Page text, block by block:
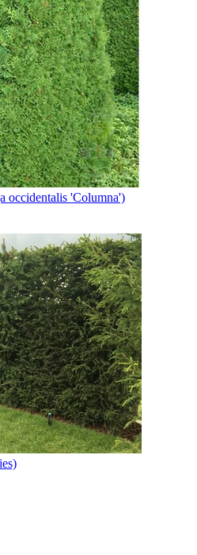
occidentalis 'Columna')